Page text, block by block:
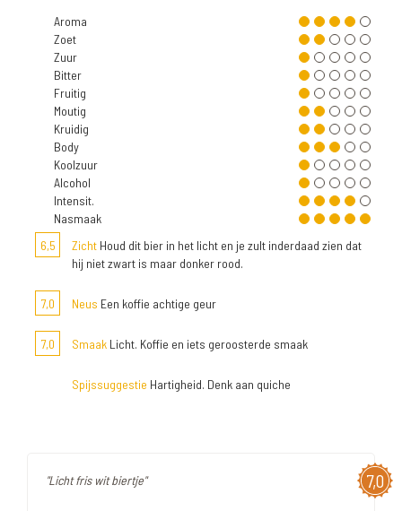
Aroma
Zoet
Zuur
Bitter
Fruitig
Moutig
Kruidig
Body
Koolzuur
Alcohol
Intensit.
Nasmaak
6,5
Zicht Houd dit bier in het licht en je zult inderdaad zien dat
hij niet zwart is maar donker rood.
7,0 Neus Een koffie achtige geur
7,0 Smaak Licht. Koffie en iets geroosterde smaak
Spijssuggestie Hartigheid. Denk aan quiche
7,0
"Licht fris wit biertje"